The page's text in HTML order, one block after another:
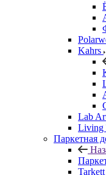
Kahrs
Lab
Living
Паркетная
Tarkett